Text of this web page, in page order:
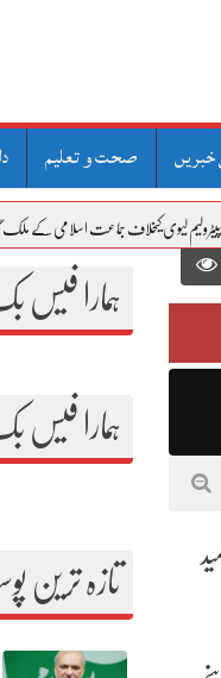
صحت و تعلیم
اسلامی کے ملک گیر دھرنے، نیشنل ہائی
ہمارا فیس
ہمارا فیس
تازہ ترین